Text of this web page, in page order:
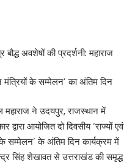
अवशेषों की प्रदर्शनी: महाराज
मंत्रियों के सम्मेलन’ का अंतिम दिन
महाराज ने उदयपुर, राजस्थान में
आयोजित दो दिवसीय ‘राज्यों एवं
सम्मेलन’ के अंतिम दिन कार्यक्रम में
सिंह शेखावत से उत्तराखंड की समृद्ध